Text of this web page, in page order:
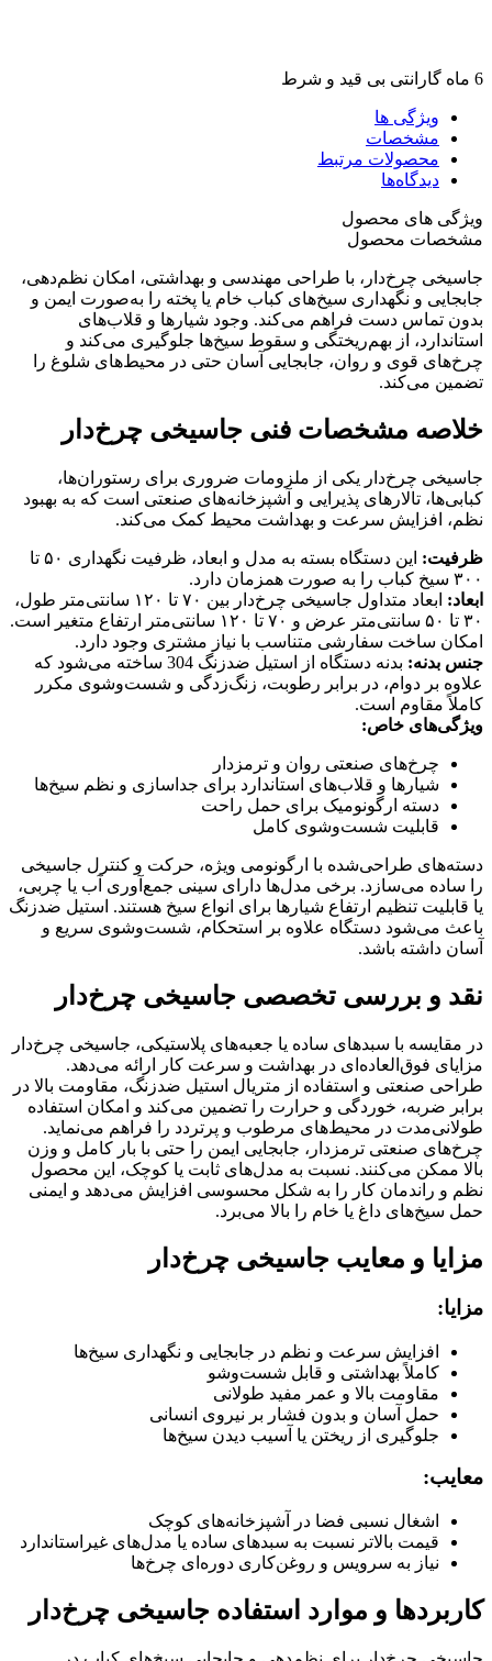
6 ماه گارانتی بی قید و شرط
ویژگی ها
مشخصات
محصولات مرتبط
دیدگاه‌ها
ویژگی های محصول
مشخصات محصول
جاسیخی چرخ‌دار، با طراحی مهندسی و بهداشتی، امکان نظم‌دهی،
جابجایی و نگهداری سیخ‌های کباب خام یا پخته را به‌صورت ایمن و
بدون تماس دست فراهم می‌کند. وجود شیارها و قلاب‌های
استاندارد، از بهم‌ریختگی و سقوط سیخ‌ها جلوگیری می‌کند و
چرخ‌های قوی و روان، جابجایی آسان حتی در محیط‌های شلوغ را
تضمین می‌کند.
خلاصه مشخصات فنی جاسیخی چرخ‌دار
جاسیخی چرخ‌دار یکی از ملزومات ضروری برای رستوران‌ها،
کبابی‌ها، تالارهای پذیرایی و آشپزخانه‌های صنعتی است که به بهبود
نظم، افزایش سرعت و بهداشت محیط کمک می‌کند.
ظرفیت:
این دستگاه بسته به مدل و ابعاد، ظرفیت نگهداری ۵۰ تا
۳۰۰ سیخ کباب را به صورت همزمان دارد.
ابعاد:
ابعاد متداول جاسیخی چرخ‌دار بین ۷۰ تا ۱۲۰ سانتی‌متر طول،
۳۰ تا ۵۰ سانتی‌متر عرض و ۷۰ تا ۱۲۰ سانتی‌متر ارتفاع متغیر است.
امکان ساخت سفارشی متناسب با نیاز مشتری وجود دارد.
جنس بدنه:
بدنه دستگاه از استیل ضدزنگ 304 ساخته می‌شود که
علاوه بر دوام، در برابر رطوبت، زنگ‌زدگی و شست‌وشوی مکرر
کاملاً مقاوم است.
ویژگی‌های خاص:
چرخ‌های صنعتی روان و ترمزدار
شیارها و قلاب‌های استاندارد برای جداسازی و نظم سیخ‌ها
دسته ارگونومیک برای حمل راحت
قابلیت شست‌وشوی کامل
دسته‌های طراحی‌شده با ارگونومی ویژه، حرکت و کنترل جاسیخی
را ساده می‌سازد. برخی مدل‌ها دارای سینی جمع‌آوری آب یا چربی،
یا قابلیت تنظیم ارتفاع شیارها برای انواع سیخ هستند. استیل ضدزنگ
باعث می‌شود دستگاه علاوه بر استحکام، شست‌وشوی سریع و
آسان داشته باشد.
نقد و بررسی تخصصی جاسیخی چرخ‌دار
در مقایسه با سبدهای ساده یا جعبه‌های پلاستیکی، جاسیخی چرخ‌دار
مزایای فوق‌العاده‌ای در بهداشت و سرعت کار ارائه می‌دهد.
طراحی صنعتی و استفاده از متریال استیل ضدزنگ، مقاومت بالا در
برابر ضربه، خوردگی و حرارت را تضمین می‌کند و امکان استفاده
طولانی‌مدت در محیط‌های مرطوب و پرتردد را فراهم می‌نماید.
چرخ‌های صنعتی ترمزدار، جابجایی ایمن را حتی با بار کامل و وزن
بالا ممکن می‌کنند. نسبت به مدل‌های ثابت یا کوچک، این محصول
نظم و راندمان کار را به شکل محسوسی افزایش می‌دهد و ایمنی
حمل سیخ‌های داغ یا خام را بالا می‌برد.
مزایا و معایب جاسیخی چرخ‌دار
مزایا:
افزایش سرعت و نظم در جابجایی و نگهداری سیخ‌ها
کاملاً بهداشتی و قابل شست‌وشو
مقاومت بالا و عمر مفید طولانی
حمل آسان و بدون فشار بر نیروی انسانی
جلوگیری از ریختن یا آسیب دیدن سیخ‌ها
معایب:
اشغال نسبی فضا در آشپزخانه‌های کوچک
قیمت بالاتر نسبت به سبدهای ساده یا مدل‌های غیراستاندارد
نیاز به سرویس و روغن‌کاری دوره‌ای چرخ‌ها
کاربردها و موارد استفاده جاسیخی چرخ‌دار